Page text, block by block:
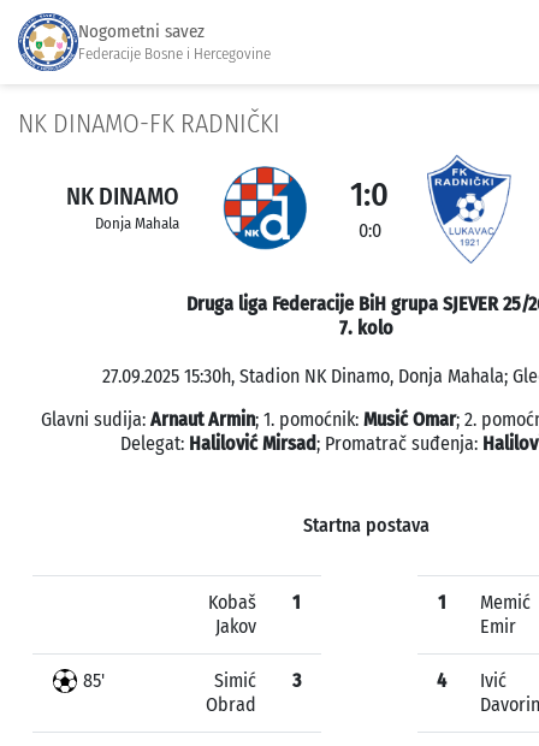
Nogometni savez
Federacije Bosne i Hercegovine
NK DINAMO-FK RADNIČKI
NK DINAMO
Donja Mahala
1:0
0:0
Druga liga Federacije BiH grupa SJEVER 25/
7. kolo
27.09.2025 15:30h, Stadion NK Dinamo, Donja Mahala;
Glavni sudija: Arnaut Armin; 1. pomoćnik: Musić Omar; 2.
Delegat: Halilović Mirsad; Promatrač suđenja:
Startna postava
Kobaš
Jakov
1
85'
Simić
Obrad
3
1
Memić
Emir
4
Ivić
Davorin